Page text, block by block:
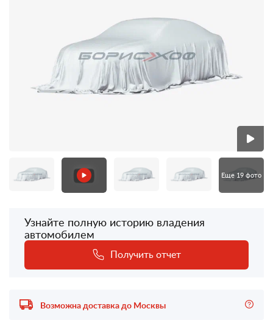
Еще 19 фото
Узнайте полную историю владения
автомобилем
Получить отчет
Возможна доставка до Москвы